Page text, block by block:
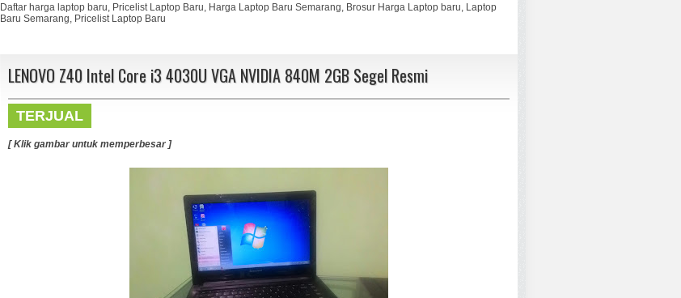
Daftar harga laptop baru, Pricelist Laptop Baru, Harga Laptop Baru Semarang, Brosur Harga Laptop baru, Laptop
Baru Semarang, Pricelist Laptop Baru
LENOVO Z40 Intel Core i3 4030U VGA NVIDIA 840M 2GB Segel Resmi
TERJUAL
[ Klik gambar untuk memperbesar ]